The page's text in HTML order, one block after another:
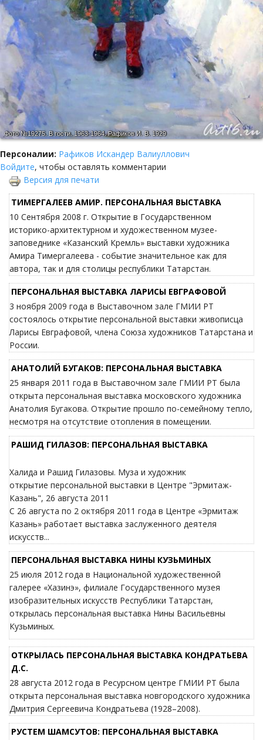
Фото №19275.В гости. 1963-1964. Рафиков И. В. 1929
Персоналии: Рафиков Искандер Валиуллович
Войдите, чтобы оставлять комментарии
Версия для печати
ТИМЕРГАЛЕЕВ АМИР. ПЕРСОНАЛЬНАЯ ВЫСТАВКА
10 Сентября 2008 г. Открытие в Государственном
историко-архитектурном и художественном музее-
заповеднике «Казанский Кремль» выставки художника
Амира Тимергалеева - событие значительное как для
автора, так и для столицы республики Татарстан.
ПЕРСОНАЛЬНАЯ ВЫСТАВКА ЛАРИСЫ ЕВГРАФОВОЙ
3 ноября 2009 года в Выставочном зале ГМИИ РТ
состоялось открытие персональной выставки живописца
Ларисы Евграфовой, члена Союза художников Татарстана и
России.
АНАТОЛИЙ БУГАКОВ: ПЕРСОНАЛЬНАЯ ВЫСТАВКА
25 января 2011 года в Выставочном зале ГМИИ РТ была
открыта персональная выставка московского художника
Анатолия Бугакова. Открытие прошло по-семейному тепло,
несмотря на отсутствие отопления в помещении.
РАШИД ГИЛАЗОВ: ПЕРСОНАЛЬНАЯ ВЫСТАВКА
Халида и Рашид Гилазовы. Муза и художник
открытие персональной выставки в Центре "Эрмитаж-
Казань", 26 августа 2011
С 26 августа по 2 октября 2011 года в Центре «Эрмитаж
Казань» работает выставка заслуженного деятеля
искусств...
ПЕРСОНАЛЬНАЯ ВЫСТАВКА НИНЫ КУЗЬМИНЫХ
25 июля 2012 года в Национальной художественной
галерее «Хазинэ», филиале Государственного музея
изобразительных искусств Республики Татарстан,
открылась персональная выставка Нины Васильевны
Кузьминых.
ОТКРЫЛАСЬ ПЕРСОНАЛЬНАЯ ВЫСТАВКА КОНДРАТЬЕВА
Д.С.
28 августа 2012 года в Ресурсном центре ГМИИ РТ была
открыта персональная выставка новгородского художника
Дмитрия Сергеевича Кондратьева (1928–2008).
РУСТЕМ ШАМСУТОВ: ПЕРСОНАЛЬНАЯ ВЫСТАВКА